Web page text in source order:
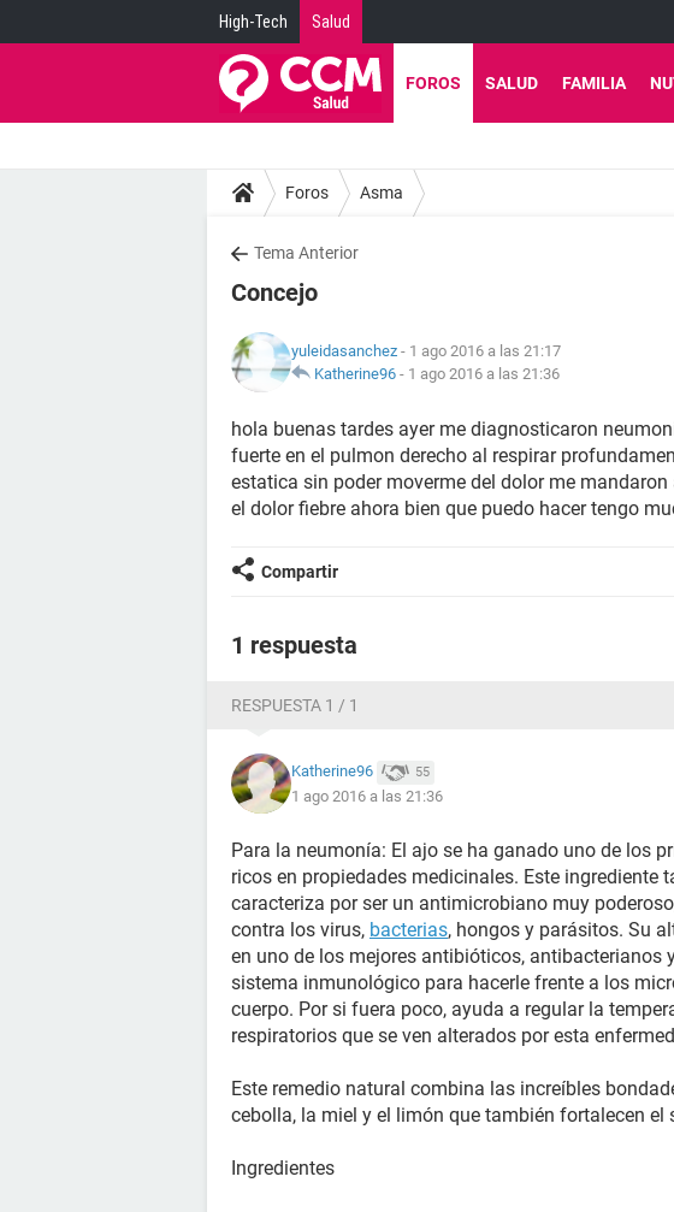
High-Tech Salud
FOROS SALUD FAMILIA
Foros Asma
Tema Anterior
Concejo
yuleidasanchez - 1 ago 2016 a las 21:17
Katherine96 - 1 ago 2016 a las 21:36
hola buenas tardes ayer me diagnosticaron
fuerte en el pulmon derecho al respirar
estatica sin poder moverme del dolor me
el dolor fiebre ahora bien que puedo hacer tengo
Compartir
1 respuesta
RESPUESTA 1 / 1
Katherine96 55
1 ago 2016 a las 21:36
Para la neumonía: El ajo se ha ganado uno de los
ricos en propiedades medicinales. Este ingrediente
caracteriza por ser un antimicrobiano muy
contra los virus, bacterias, hongos y parásitos. Su
en uno de los mejores antibióticos, antibacterianos
sistema inmunológico para hacerle frente a los
cuerpo. Por si fuera poco, ayuda a regular la
respiratorios que se ven alterados por esta
Este remedio natural combina las increíbles
cebolla, la miel y el limón que también fortalecen el
Ingredientes